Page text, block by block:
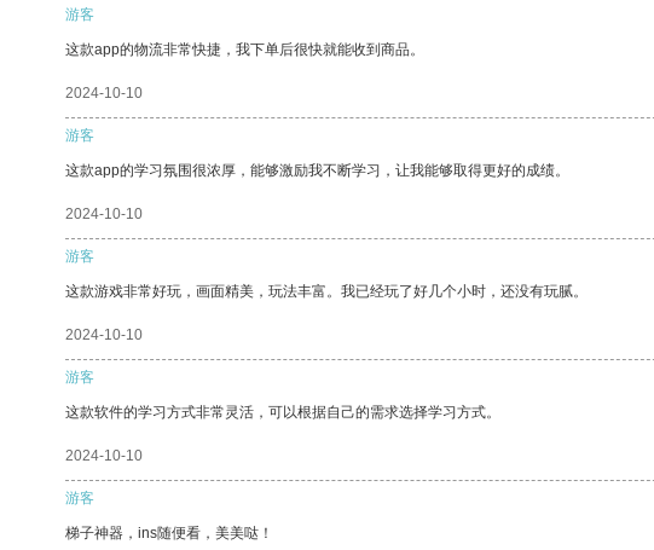
游客
这款app的物流非常快捷，我下单后很快就能收到商品。
2024-10-10
游客
这款app的学习氛围很浓厚，能够激励我不断学习，让我能够取得更好的成绩。
2024-10-10
游客
这款游戏非常好玩，画面精美，玩法丰富。我已经玩了好几个小时，还没有玩腻。
2024-10-10
游客
这款软件的学习方式非常灵活，可以根据自己的需求选择学习方式。
2024-10-10
游客
梯子神器，ins随便看，美美哒！